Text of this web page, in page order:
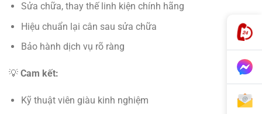
Sửa chữa, thay thế linh kiện chính hãng
Hiệu chuẩn lại cân sau sửa chữa
Bảo hành dịch vụ rõ ràng
💡 Cam kết:
Kỹ thuật viên giàu kinh nghiệm